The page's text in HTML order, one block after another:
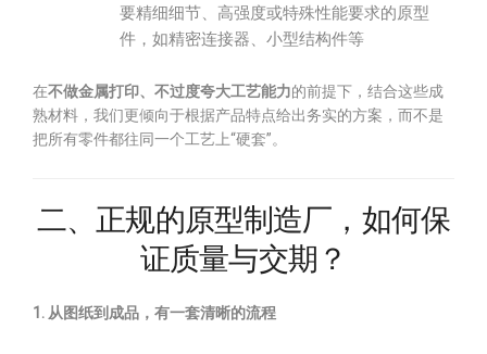
要精细细节、高强度或特殊性能要求的原型
件，如精密连接器、小型结构件等
在不做金属打印、不过度夸大工艺能力的前提下，结合这些成
熟材料，我们更倾向于根据产品特点给出务实的方案，而不是
把所有零件都往同一个工艺上“硬套”。
二、正规的原型制造厂，如何保
证质量与交期？
1. 从图纸到成品，有一套清晰的流程